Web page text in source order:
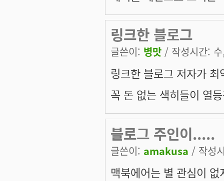
링크한 블로그
글쓴이: 병맛 / 작성시간:
링크한 블로그 저자가 최
꼭 돈 없는 색히들이 열
블로그 주인이.....
글쓴이: amakusa / 작성
맥북에어는 별 관심이